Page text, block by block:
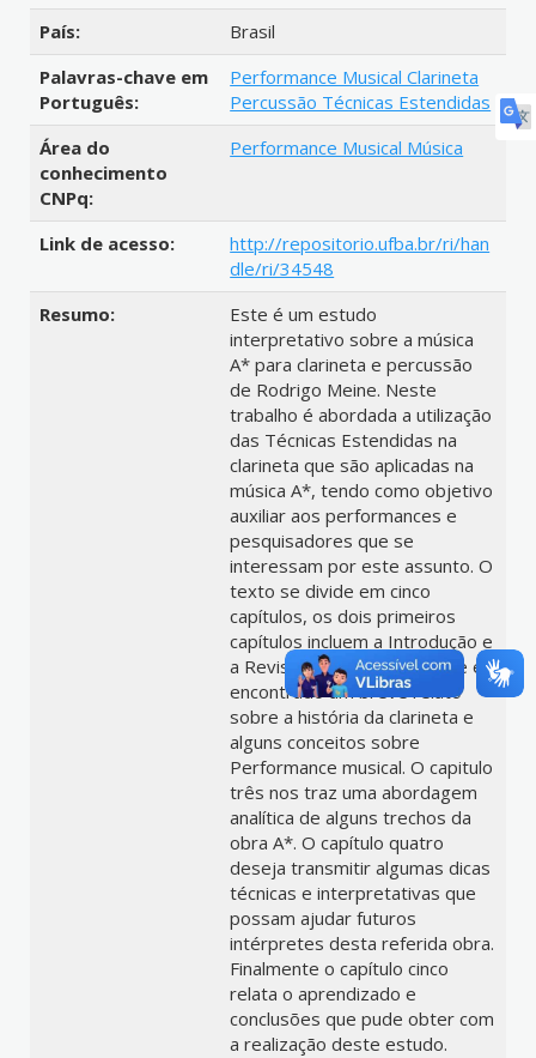
País:
Brasil
Palavras-chave em
Português:
Performance Musical Clarineta
Percussão Técnicas Estendidas
Área do
conhecimento
CNPq:
Performance Musical Música
Link de acesso:
http://repositorio.ufba.br/ri/han
dle/ri/34548
Resumo:
Este é um estudo
interpretativo sobre a música
A* para clarineta e percussão
de Rodrigo Meine. Neste
trabalho é abordada a utilização
das Técnicas Estendidas na
clarineta que são aplicadas na
música A*, tendo como objetivo
auxiliar aos performances e
pesquisadores que se
interessam por este assunto. O
texto se divide em cinco
capítulos, os dois primeiros
capítulos incluem a Introdução e
a Revisão da Literatura onde é
encontrado um breve relato
sobre a história da clarineta e
alguns conceitos sobre
Performance musical. O capitulo
três nos traz uma abordagem
analítica de alguns trechos da
obra A*. O capítulo quatro
deseja transmitir algumas dicas
técnicas e interpretativas que
possam ajudar futuros
intérpretes desta referida obra.
Finalmente o capítulo cinco
relata o aprendizado e
conclusões que pude obter com
a realização deste estudo.